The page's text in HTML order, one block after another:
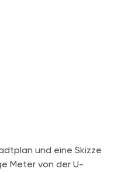
und eine Skizze
Meter von der U-